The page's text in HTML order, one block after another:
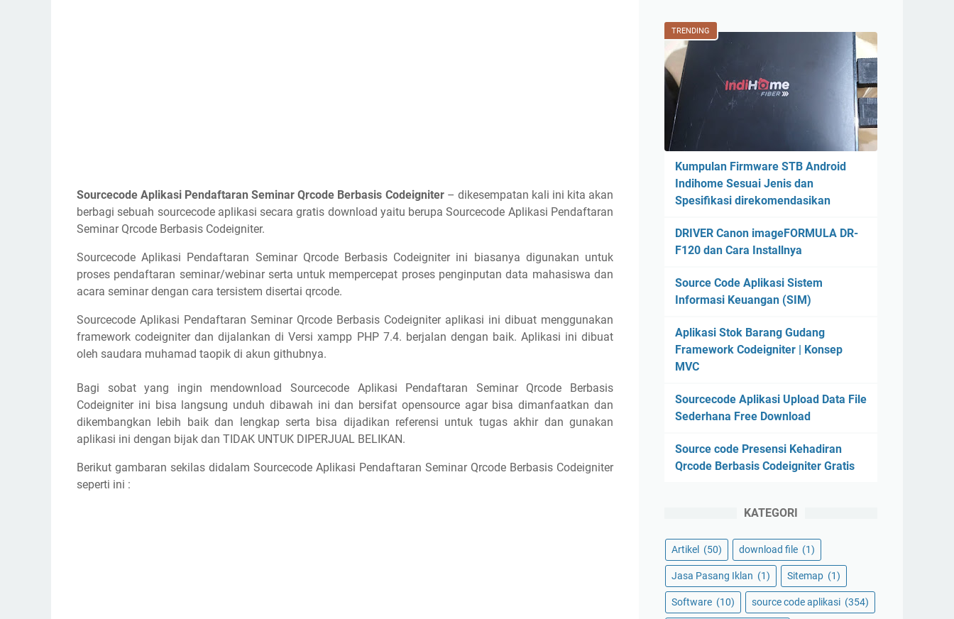
Sourcecode Aplikasi Pendaftaran Seminar Qrcode Berbasis Codeigniter– dikesempatan kali ini kita akan
berbagi sebuah sourcecode aplikasi secara gratis download yaitu berupa Sourcecode Aplikasi Pendaftaran
Seminar Qrcode Berbasis Codeigniter.
Sourcecode Aplikasi Pendaftaran Seminar Qrcode Berbasis Codeigniter ini biasanya digunakan untuk
proses pendaftaran seminar/webinar serta untuk mempercepat proses penginputan data mahasiswa dan
acara seminar dengan cara tersistem disertai qrcode.
Sourcecode Aplikasi Pendaftaran Seminar Qrcode Berbasis Codeigniter aplikasi ini dibuat menggunakan
framework codeigniter dan dijalankan di Versi xampp PHP 7.4. berjalan dengan baik. Aplikasi ini dibuat
oleh saudara muhamad taopik di akun githubnya.
Bagi sobat yang ingin mendownload Sourcecode Aplikasi Pendaftaran Seminar Qrcode Berbasis
Codeigniter ini bisa langsung unduh dibawah ini dan bersifat opensource agar bisa dimanfaatkan dan
dikembangkan lebih baik dan lengkap serta bisa dijadikan referensi untuk tugas akhir dan gunakan
aplikasi ini dengan bijak dan TIDAK UNTUK DIPERJUAL BELIKAN.
Berikut gambaran sekilas didalam Sourcecode Aplikasi Pendaftaran Seminar Qrcode Berbasis Codeigniter
seperti ini :
TRENDING
Kumpulan Firmware STB Android
Indihome Sesuai Jenis dan
Spesifikasi direkomendasikan
DRIVER Canon imageFORMULA DR-
F120 dan Cara Installnya
Source Code Aplikasi Sistem
Informasi Keuangan (SIM)
Aplikasi Stok Barang Gudang
Framework Codeigniter | Konsep
MVC
Sourcecode Aplikasi Upload Data File
Sederhana Free Download
Source code Presensi Kehadiran
Qrcode Berbasis Codeigniter Gratis
KATEGORI
Artikel (50) download file (1)
Jasa Pasang Iklan (1) Sitemap (1)
Software (10) source code aplikasi (354)